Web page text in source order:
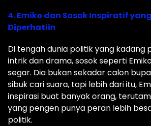
4. Emiko dan Sosok Inspiratif
Diperhatiin
Di tengah dunia politik yang kadang
intrik dan drama, sosok seperti
segar. Dia bukan sekadar calon
sibuk cari suara, tapi lebih dari itu,
inspirasi buat banyak orang,
yang pengen punya peran lebih
politik.